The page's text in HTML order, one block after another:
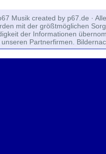
Musik created by p67.de ·
mit der größtmöglichen
der Informationen
unseren Partnerfirmen.